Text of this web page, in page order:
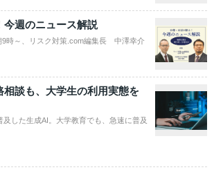
今週のニュース解説
9時～、リスク対策.com編集長 中澤幸介
談も、大学生の利用実態を
した生成AI。大学教育でも、急速に普及